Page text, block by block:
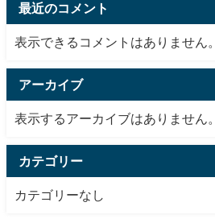
最近のコメント
表示できるコメントはありません。
アーカイブ
表示するアーカイブはありません。
カテゴリー
カテゴリーなし